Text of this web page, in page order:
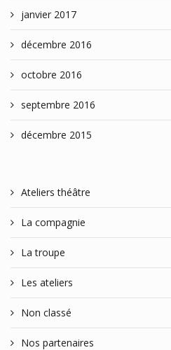
janvier 2017
décembre 2016
octobre 2016
septembre 2016
décembre 2015
Ateliers théâtre
La compagnie
La troupe
Les ateliers
Non classé
Nos partenaires